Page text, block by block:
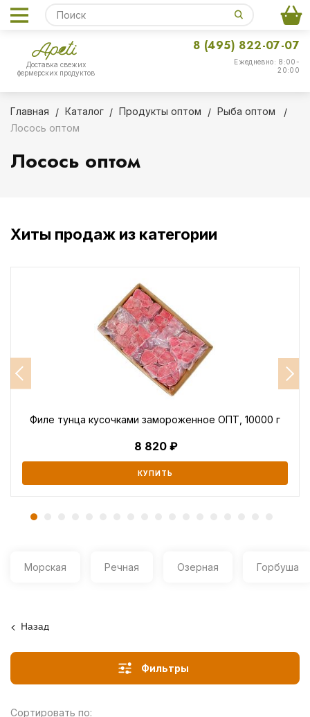
Доставка свежих
фермерских продуктов
Ежедневно: 8:00-
20:00
8 (495) 822-07-07
Главная Каталог Продукты оптом
Рыба оптом
Лосось оптом
Лосось оптом
Хиты продаж из категории
Филе тунца кусочками замороженное ОПТ, 10000 г
8 820
КУПИТЬ
Морская Речная Озерная Горбуша
Назад
Фильтры
Сортировать по: